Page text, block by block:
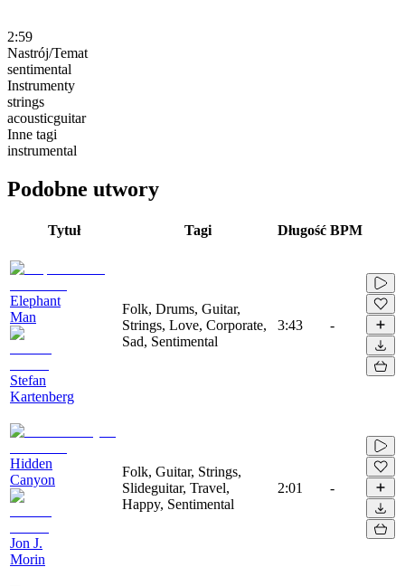
2:59
Nastrój/Temat
sentimental
Instrumenty
strings
acousticguitar
Inne tagi
instrumental
Podobne utwory
Tytuł Tagi Długość BPM
Elephant
Man
Stefan
Kartenberg
Folk, Drums, Guitar,
Strings, Love, Corporate,
Sad, Sentimental
3:43 -
Hidden
Canyon
Jon J.
Morin
Folk, Guitar, Strings,
Slideguitar, Travel,
Happy, Sentimental
2:01 -